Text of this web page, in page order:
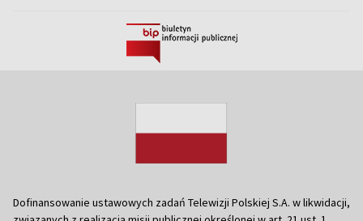
Dofinansowanie ustawowych zadań Telewizji Polskiej S.A. w likwidacji,